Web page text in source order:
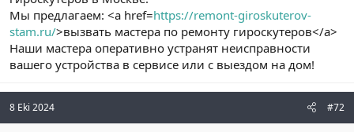
Мы предлагаем: <a href=https://remont-giroskuterov-
stam.ru/>вызвать мастера по ремонту гироскутеров</a>
Наши мастера оперативно устранят неисправности
вашего устройства в сервисе или с выездом на дом!
8 Eki 2024 #72